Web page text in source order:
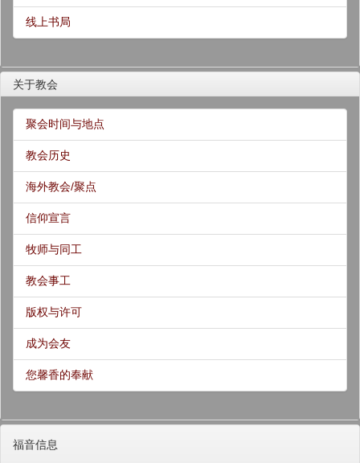
线上书局
关于教会
聚会时间与地点
教会历史
海外教会/聚点
信仰宣言
牧师与同工
教会事工
版权与许可
成为会友
您馨香的奉献
福音信息